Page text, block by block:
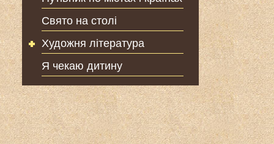
Свято на столі
Художня література
Я чекаю дитину